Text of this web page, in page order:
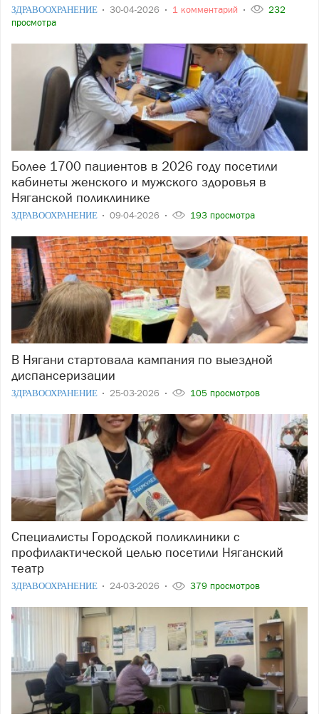
ЗДРАВООХРАНЕНИЕ 30-04-2026 1 комментарий
232
просмотра
Более 1700 пациентов в 2026 году посетили
кабинеты женского и мужского здоровья в
Няганской поликлинике
ЗДРАВООХРАНЕНИЕ 09-04-2026 193 просмотра
В Нягани стартовала кампания по выездной
диспансеризации
ЗДРАВООХРАНЕНИЕ 25-03-2026 105 просмотров
Специалисты Городской поликлиники с
профилактической целью посетили Няганский
театр
ЗДРАВООХРАНЕНИЕ 24-03-2026 379 просмотров